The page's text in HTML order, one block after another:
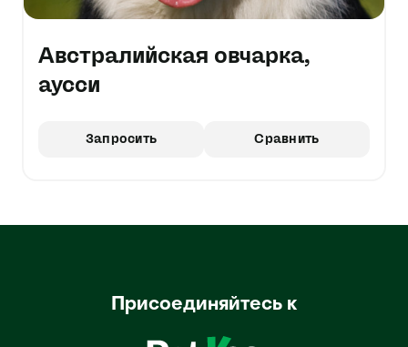
Австралийская овчарка,
аусси
Запросить Сравнить
Присоединяйтесь к